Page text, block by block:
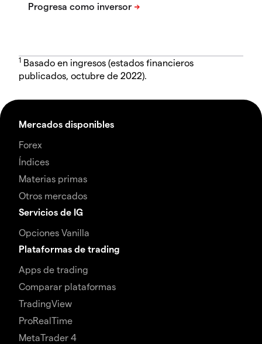
1 Basado en ingresos (estados financieros
publicados, octubre de 2022).
Mercados disponibles
Forex
Índices
Materias primas
Otros mercados
Servicios de IG
Opciones Vanilla
Plataformas de trading
Apps de trading
Comparar plataformas
TradingView
ProRealTime
MetaTrader 4